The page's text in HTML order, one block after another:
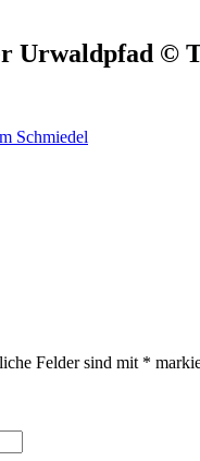
Urwaldpfad ©
Felder sind mit *